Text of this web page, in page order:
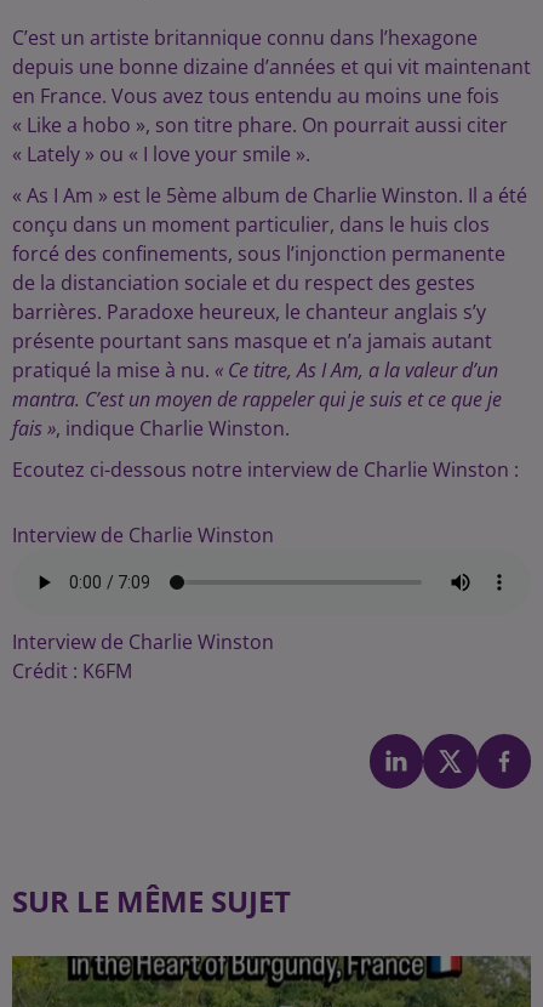
C’est un artiste britannique connu dans l’hexagone
depuis une bonne dizaine d’années et qui vit maintenant
en France. Vous avez tous entendu au moins une fois
« Like a hobo », son titre phare. On pourrait aussi citer
« Lately » ou « I love your smile ».
« As I Am » est le 5ème album de Charlie Winston. Il a été
conçu dans un moment particulier, dans le huis clos
forcé des confinements, sous l’injonction permanente
de la distanciation sociale et du respect des gestes
barrières. Paradoxe heureux, le chanteur anglais s’y
présente pourtant sans masque et n’a jamais autant
pratiqué la mise à nu. « Ce titre, As I Am, a la valeur d’un
mantra. C’est un moyen de rappeler qui je suis et ce que je
fais », indique Charlie Winston.
Ecoutez ci-dessous notre interview de Charlie Winston :
Interview de Charlie Winston
Interview de Charlie Winston
Crédit : K6FM
SUR LE MÊME SUJET